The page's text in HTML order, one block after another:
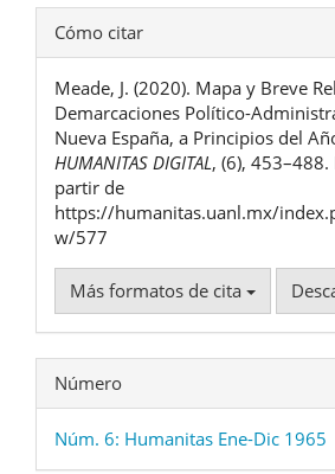
Detalles
del
artículo
Cómo citar
Meade, J. (2020). Mapa y Breve
Demarcaciones Político-
Nueva España, a Principios del
HUMANITAS DIGITAL, (6),
partir de
https://humanitas.uanl.mx/
w/577
Más formatos de cita
Número
Núm. 6: Humanitas Ene-Dic 1965